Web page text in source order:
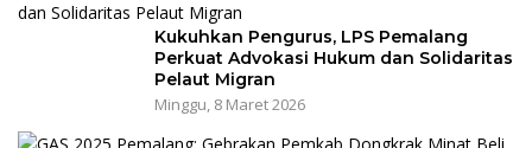
Kukuhkan Pengurus, LPS Pemalang
Perkuat Advokasi Hukum dan Solidaritas
Pelaut Migran
Minggu, 8 Maret 2026